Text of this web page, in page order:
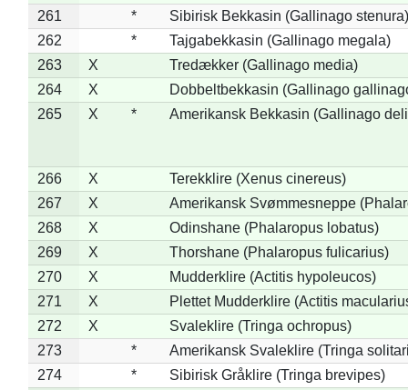
261
*
Sibirisk Bekkasin (Gallinago stenura)
262
*
Tajgabekkasin (Gallinago megala)
263
X
Tredækker (Gallinago media)
264
X
Dobbeltbekkasin (Gallinago
265
X * Amerikansk Bekkasin (Gallinago
266 X
Terekklire (Xenus cinereus)
267
X
Amerikansk Svømmesneppe
268
X
Odinshane (Phalaropus lobatus)
269
X
Thorshane (Phalaropus fulicarius)
270
X
Mudderklire (Actitis hypoleucos)
271
X
Plettet Mudderklire (Actitis
272
X
Svaleklire (Tringa ochropus)
273
*
Amerikansk Svaleklire (Tringa
274
*
Sibirisk Gråklire (Tringa brevipes)